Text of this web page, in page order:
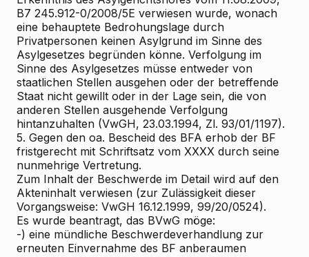
B7 245.912-0/2008/5E verwiesen wurde, wonach
eine behauptete Bedrohungslage durch
Privatpersonen keinen Asylgrund im Sinne des
Asylgesetzes begründen könne. Verfolgung im
Sinne des Asylgesetzes müsse entweder von
staatlichen Stellen ausgehen oder der betreffende
Staat nicht gewillt oder in der Lage sein, die von
anderen Stellen ausgehende Verfolgung
hintanzuhalten (VwGH, 23.03.1994, Zl. 93/01/1197).
5. Gegen den oa. Bescheid des BFA erhob der BF
fristgerecht mit Schriftsatz vom XXXX durch seine
nunmehrige Vertretung.
Zum Inhalt der Beschwerde im Detail wird auf den
Akteninhalt verwiesen (zur Zulässigkeit dieser
Vorgangsweise: VwGH 16.12.1999, 99/20/0524).
Es wurde beantragt, das BVwG möge:
-) eine mündliche Beschwerdeverhandlung zur
erneuten Einvernahme des BF anberaumen